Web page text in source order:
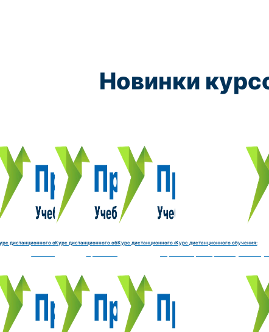
Новинки
Курс обучения:
Электромеханик по ремонту и обслуживанию
9800 руб.
Курс обучения:
Чистильщик металла, отливок, изделий и
9800 руб.
дистанционного обучения:
Штамповщик-180 часов
9800 руб.
Курс дистанционного обучения:
Курс
Курс дистанционного обучения:Курс дистанционного обучения: